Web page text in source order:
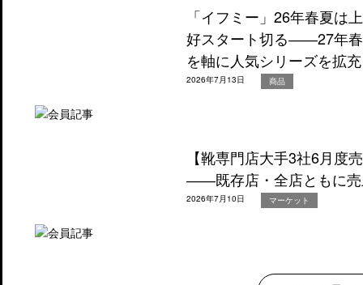
「イフミー」26年春夏は
好スタート切る――27年
を軸に人気シリーズを拡充
2026年7月13日 商品
【靴専門店大手3社6月度
――既存店・全店ともに売
2026年7月10日 マーケット